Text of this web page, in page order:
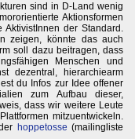
sind in D-Land wenig
Aktionsformen
AktivistInnen der Standard.
zeigen, könnte das auch
soll dazu beitragen, dass
Menschen und
dezentral, hierarchiearm
du Infos zur Idee offener
zum Aufbau dieser,
dass wir weitere Leute
mitzuentwickeln.
hoppetosse (mailingliste